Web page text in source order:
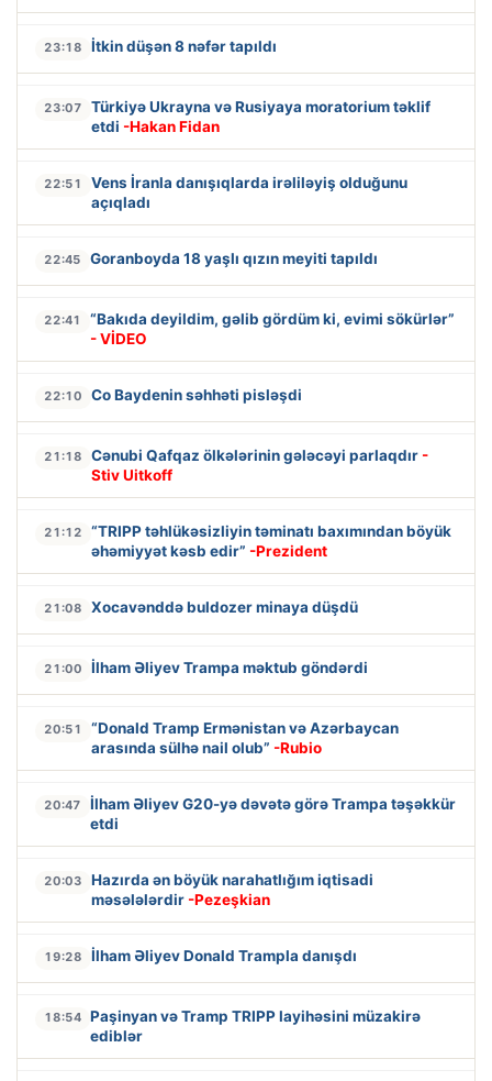
23:18 İtkin düşən 8 nəfər tapıldı
23:07
Türkiyə Ukrayna və Rusiyaya moratorium təklif
etdi -Hakan Fidan
22:51
Vens İranla danışıqlarda irəliləyiş olduğunu
açıqladı
22:45 Goranboyda 18 yaşlı qızın meyiti tapıldı
22:41
“Bakıda deyildim, gəlib gördüm ki, evimi sökürlər”
- VİDEO
22:10 Co Baydenin səhhəti pisləşdi
21:18 Cənubi Qafqaz ölkələrinin gələcəyi parlaqdır -
Stiv Uitkoff
21:12
“TRIPP təhlükəsizliyin təminatı baxımından böyük
əhəmiyyət kəsb edir” -Prezident
21:08 Xocavənddə buldozer minaya düşdü
21:00 İlham Əliyev Trampa məktub göndərdi
20:51
“Donald Tramp Ermənistan və Azərbaycan
arasında sülhə nail olub” -Rubio
20:47
İlham Əliyev G20-yə dəvətə görə Trampa təşəkkür
etdi
20:03
Hazırda ən böyük narahatlığım iqtisadi
məsələlərdir -Pezeşkian
19:28 İlham Əliyev Donald Trampla danışdı
18:54 Paşinyan və Tramp TRIPP layihəsini müzakirə
ediblər